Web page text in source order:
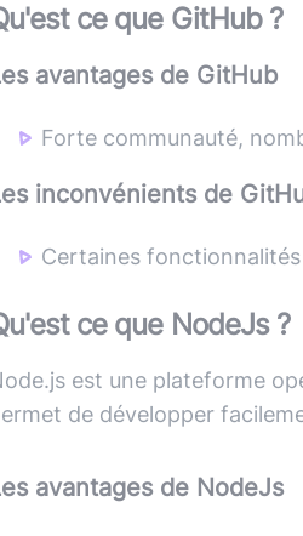
ce que GitHub?
avantages de GitHub
Forte communauté,
inconvénients de
Certaines
ce que NodeJs?
est une plateforme
de développer
avantages de NodeJs